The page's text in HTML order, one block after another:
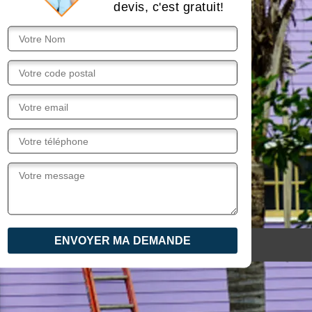
devis, c'est gratuit!